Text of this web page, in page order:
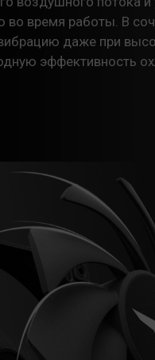
время работы. В
даже при
эффективность